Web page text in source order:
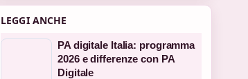
LEGGI ANCHE
PA digitale Italia: programma
2026 e differenze con PA
Digitale